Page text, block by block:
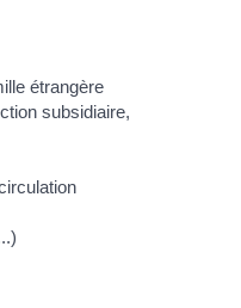
étrangère
subsidiaire,